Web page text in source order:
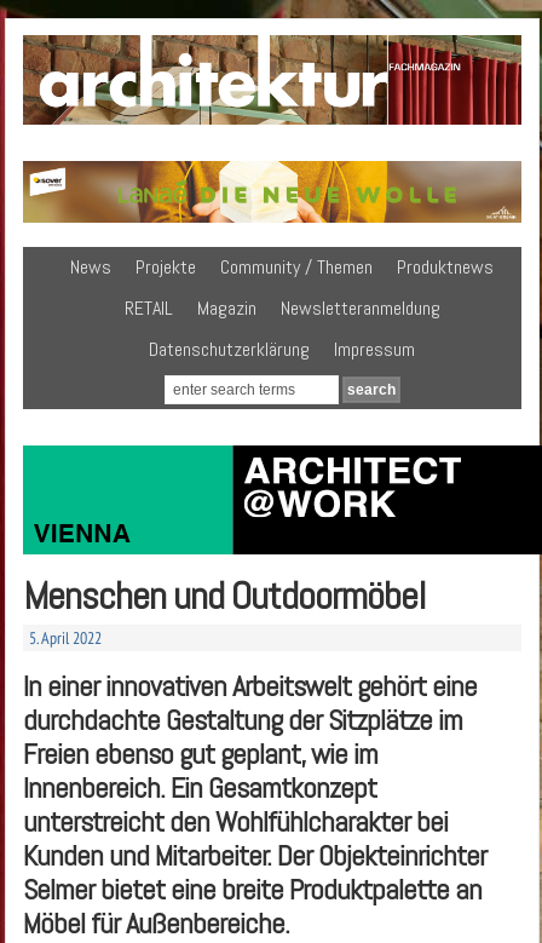
News Projekte Community / Themen
Produktnews
RETAIL
Magazin
Newsletteranmeldung
Datenschutzerklärung
Impressum
Menschen und Outdoormöbel
5. April 2022
In einer innovativen Arbeitswelt gehört eine
durchdachte Gestaltung der Sitzplätze im
Freien ebenso gut geplant, wie im
Innenbereich. Ein Gesamtkonzept
unterstreicht den Wohlfühlcharakter bei
Kunden und Mitarbeiter. Der Objekteinrichter
Selmer bietet eine breite Produktpalette an
Möbel für Außenbereiche.